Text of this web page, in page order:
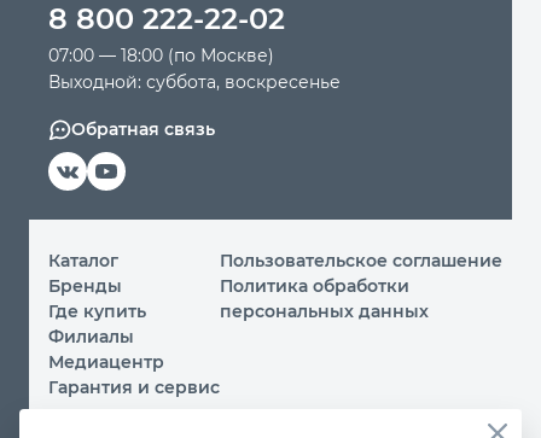
8 800 222-22-02
07:00 — 18:00 (по Москве)
Выходной: суббота, воскресенье
Обратная связь
Каталог
Бренды
Где купить
Филиалы
Медиацентр
Гарантия и сервис
Пользовательское соглашение
Политика обработки
персональных данных